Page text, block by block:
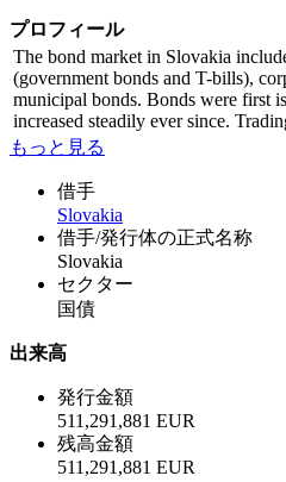
プロフィール
The bond market in Slovakia
(government bonds and T-bills),
municipal bonds. Bonds were first
increased steadily ever since.
もっと見る
借手
Slovakia
借手/発行体の正式名称
Slovakia
セクター
国債
出来高
発行金額
511,291,881 EUR
残高金額
511,291,881 EUR